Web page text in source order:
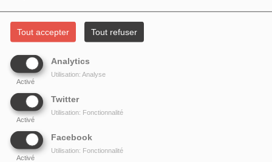
Tout accepter Tout refuser
Analytics
Activé
Utilisation: Analyse
Twitter
Activé
Utilisation: Fonctionnalité
Facebook
Activé
Utilisation: Fonctionnalité
Frédéric Gournay est né en 1969 et vit à Paris. Il a déjà publié sept livres aux